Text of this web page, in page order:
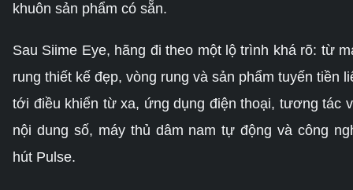
khuôn sản phẩm có sẵn.
Sau Siime Eye, hãng đi theo một lộ trình khá rõ: từ
rung thiết kế đẹp, vòng rung và sản phẩm tuyến tiền
tới điều khiển từ xa, ứng dụng điện thoại, tương tác
nội dung số, máy thủ dâm nam tự động và công
hút Pulse.